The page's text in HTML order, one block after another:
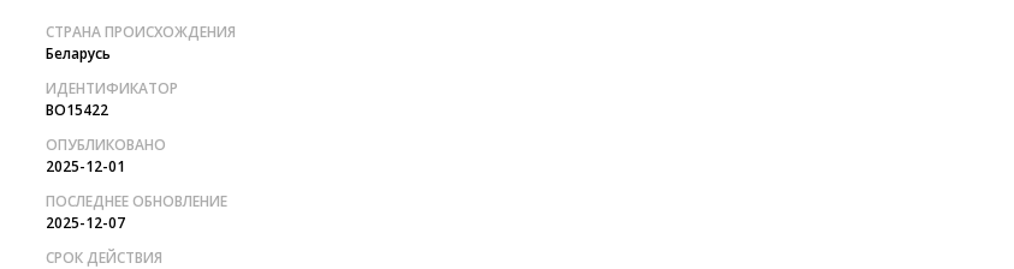
СТРАНА ПРОИСХОЖДЕНИЯ
Беларусь
ИДЕНТИФИКАТОР
BO15422
ОПУБЛИКОВАНО
2025-12-01
ПОСЛЕДНЕЕ ОБНОВЛЕНИЕ
2025-12-07
СРОК ДЕЙСТВИЯ